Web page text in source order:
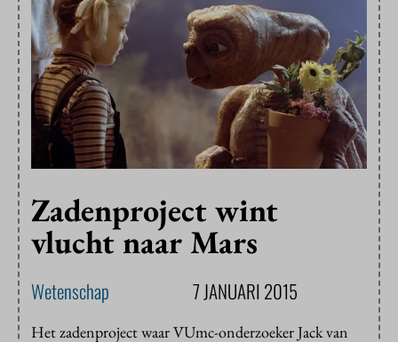
Zadenproject wint
vlucht naar Mars
Wetenschap 7 JANUARI 2015
Het zadenproject waar VUmc-onderzoeker Jack van